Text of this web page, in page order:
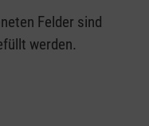
Felder sind
werden.